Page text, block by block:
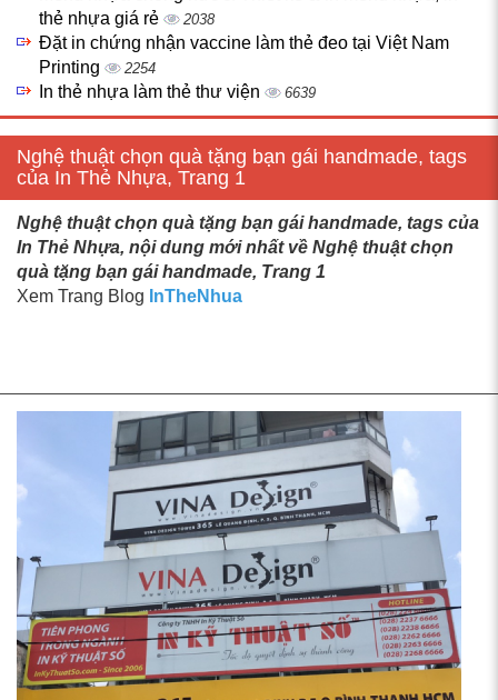
thẻ nhựa giá rẻ
2038
Đặt in chứng nhận vaccine làm thẻ đeo tại Việt Nam
Printing
2254
In thẻ nhựa làm thẻ thư viện 6639
Nghệ thuật chọn quà tặng bạn gái handmade, tags
của In Thẻ Nhựa, Trang 1
Nghệ thuật chọn quà tặng bạn gái handmade, tags của
In Thẻ Nhựa, nội dung mới nhất về Nghệ thuật chọn
quà tặng bạn gái handmade, Trang 1
Xem Trang Blog InTheNhua